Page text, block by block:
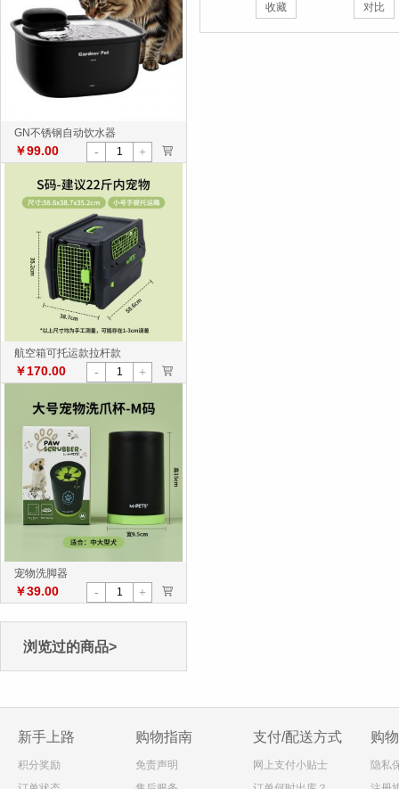
GN不锈钢自动饮水器
￥99.00 - + >
航空箱可托运款拉杆款
￥170.00 - + >
宠物洗脚器
￥39.00 - + >
浏览过的商品>
收藏 对比
新手上路
积分奖励
购物指南
免责声明
支付/配送方式
网上支付小贴士
购
隐私